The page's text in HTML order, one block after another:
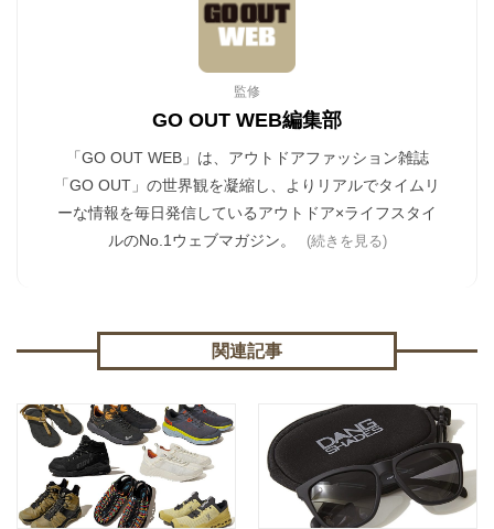
監修
GO OUT WEB編集部
「GO OUT WEB」は、アウトドアファッション雑誌
「GO OUT」の世界観を凝縮し、よりリアルでタイムリ
ーな情報を毎日発信しているアウトドア×ライフスタイ
ルのNo.1ウェブマガジン。
(続きを見る)
関連記事